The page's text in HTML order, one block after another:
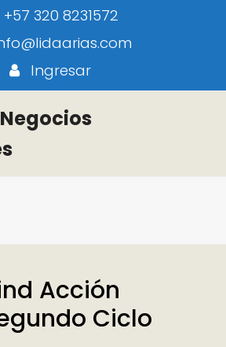
+57 320 8231572
Ingresar
Acción
Ciclo